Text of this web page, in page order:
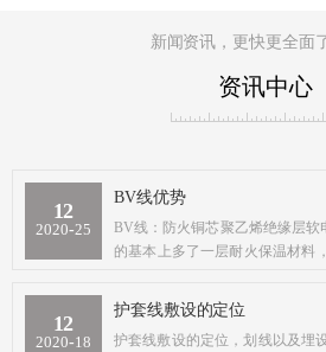
新闻资讯，更快更全面
资讯中心
12
2020-25
BV线优势
BV线：防火铜芯聚乙烯绝缘层软
的基本上多了一层耐火保温材料
12
2020-18
护套线敷设的定位
护套线敷设的定位，划线以及埋